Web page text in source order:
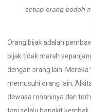
setiap orang bodoh
Orang bijak adalah
bijak tidak marah
dengan orang lain.
memusuhi orang lain.
dewasa rohaninya dan